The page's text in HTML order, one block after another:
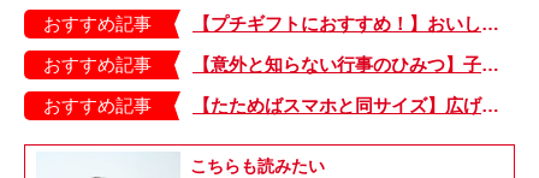
おすすめ記事
【プチギフトにおすすめ！】おいしいお茶でホッとひと息。箱がかわいい「ティーバッグ」
おすすめ記事
【意外と知らない行事のひみつ】子どもにはどう伝える？「お盆」って何だろう？
おすすめ記事
【たためばスマホと同サイズ】広げるとビビッドでジューシーな柄が目を引くコンパクトな「扇子」
こちらも読みたい